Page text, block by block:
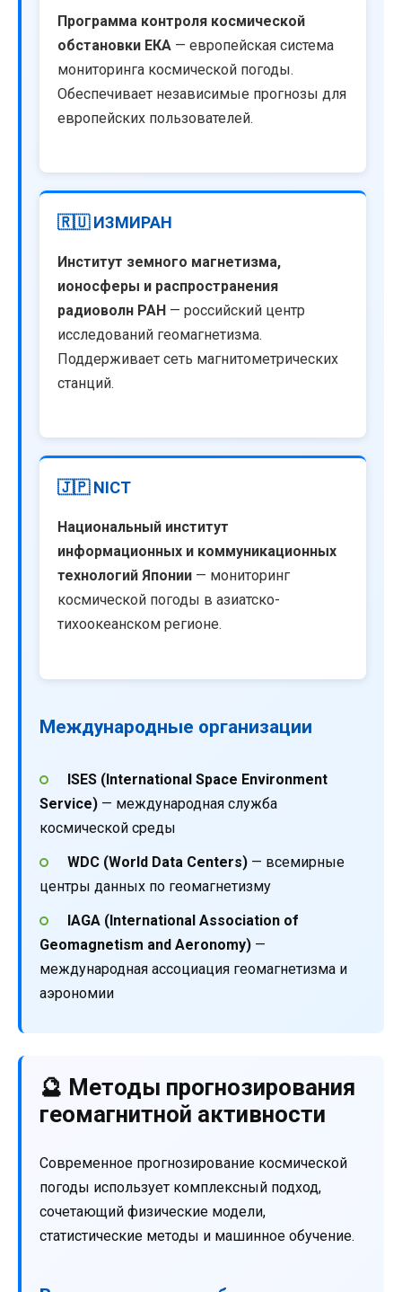
Программа контроля космической
обстановки ЕКА — европейская система
мониторинга космической погоды.
Обеспечивает независимые прогнозы для
европейских пользователей.
🇷🇺 ИЗМИРАН
Институт земного магнетизма,
ионосферы и распространения
радиоволн РАН — российский центр
исследований геомагнетизма.
Поддерживает сеть магнитометрических
станций.
🇯🇵 NICT
Национальный институт
информационных и коммуникационных
технологий Японии — мониторинг
космической погоды в азиатско-
тихоокеанском регионе.
Международные организации
ISES (International Space Environment
Service) — международная служба
космической среды
WDC (World Data Centers)— всемирные
центры данных по геомагнетизму
IAGA (International Association of
Geomagnetism and Aeronomy) —
международная ассоциация геомагнетизма и
аэрономии
🔮 Методы прогнозирования
геомагнитной активности
Современное прогнозирование космической
погоды использует комплексный подход,
сочетающий физические модели,
статистические методы и машинное обучение.